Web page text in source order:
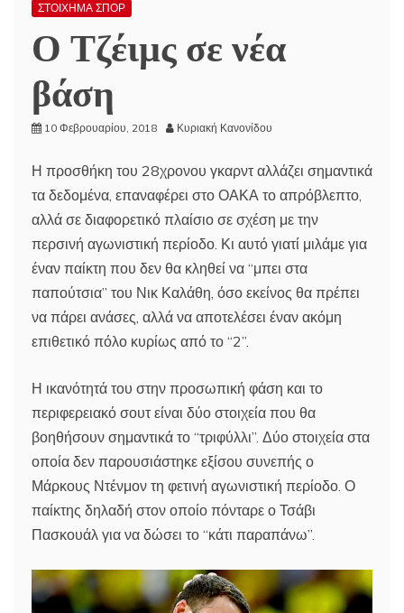
ΣΤΟΙΧΗΜΑ ΣΠΟΡ
Ο Τζέιμς σε νέα
βάση
10 Φεβρουαρίου, 2018 Κυριακή Κανονίδου
Η προσθήκη του 28χρονου γκαρντ αλλάζει σημαντικά
τα δεδομένα, επαναφέρει στο ΟΑΚΑ το απρόβλεπτο,
αλλά σε διαφορετικό πλαίσιο σε σχέση με την
περσινή αγωνιστική περίοδο. Κι αυτό γιατί μιλάμε για
έναν παίκτη που δεν θα κληθεί να “μπει στα
παπούτσια” του Νικ Καλάθη, όσο εκείνος θα πρέπει
να πάρει ανάσες, αλλά να αποτελέσει έναν ακόμη
επιθετικό πόλο κυρίως από το “2”.
Η ικανότητά του στην προσωπική φάση και το
περιφερειακό σουτ είναι δύο στοιχεία που θα
βοηθήσουν σημαντικά το “τριφύλλι”. Δύο στοιχεία στα
οποία δεν παρουσιάστηκε εξίσου συνεπής ο
Μάρκους Ντένμον τη φετινή αγωνιστική περίοδο. Ο
παίκτης δηλαδή στον οποίο πόνταρε ο Τσάβι
Πασκουάλ για να δώσει το “κάτι παραπάνω”.